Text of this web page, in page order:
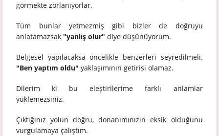
görmekte zorlanıyorlar.
Tüm bunlar yetmezmiş gibi bizler de doğruyu
anlatamazsak "yanlış olur" diye düşünüyorum.
Belgesel yapılacaksa öncelikle benzerleri seyredilmeli.
"Ben yaptım oldu" yaklaşımının getirisi olamaz.
Dilerim ki bu eleştirilerime farklı anlamlar
yüklemezsiniz.
Çıktığınız yolun doğru, donanımınızın eksik olduğunu
vurgulamaya çalıştım.